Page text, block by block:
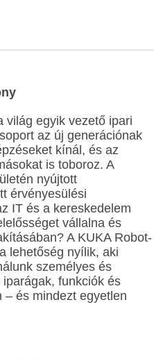
világ egyik vezető ipari
az új generációnak
kínál, és az
is toboroz. A
nyújtott
érvényesülési
IT és a kereskedelem
vállalna és
A KUKA Robot-
lehetőség nyílik, aki
személyes és
funkciók és
– és mindezt egyetlen